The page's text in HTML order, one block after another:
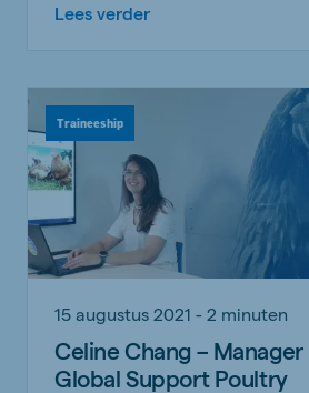
Lees verder
Traineeship
15 augustus 2021 - 2 minuten
Celine Chang – Manager
Global Support Poultry